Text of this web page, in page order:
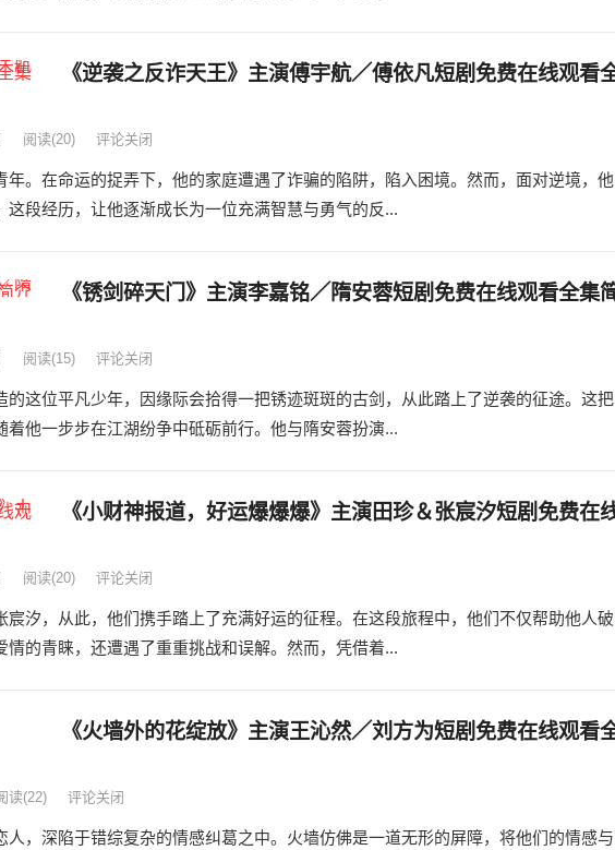
《逆袭之反诈天王》主演傅宇航／傅依凡短剧免费在线观看
阅读(20) 评论关闭
。在命运的捉弄下，他的家庭遭遇了诈骗的陷阱，陷入困境。然而，面对逆境，他
段经历，让他逐渐成长为一位充满智慧与勇气的反...
《锈剑碎天门》主演李嘉铭／隋安蓉短剧免费在线观看全集
阅读(15) 评论关闭
这位平凡少年，因缘际会拾得一把锈迹斑斑的古剑，从此踏上了逆袭的征途。这把
他一步步在江湖纷争中砥砺前行。他与隋安蓉扮演...
《小财神报道，好运爆爆爆》主演田珍＆张宸汐短剧免费在
阅读(20) 评论关闭
宸汐，从此，他们携手踏上了充满好运的征程。在这段旅程中，他们不仅帮助他人破
的青睐，还遭遇了重重挑战和误解。然而，凭借着...
《火墙外的花绽放》主演王沁然／刘方为短剧免费在线观看
读(22) 评论关闭
人，深陷于错综复杂的情感纠葛之中。火墙仿佛是一道无形的屏障，将他们的情感与